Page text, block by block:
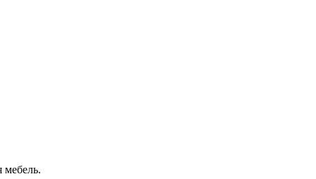
мебель.